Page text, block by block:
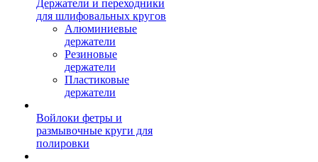
Держатели и переходники
для шлифовальных кругов
Алюминиевые
держатели
Резиновые
держатели
Пластиковые
держатели
Войлоки фетры и
размывочные круги для
полировки